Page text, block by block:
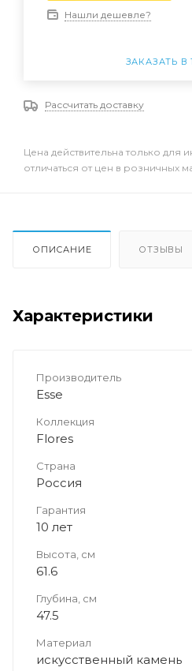
Нашли дешевле?
ЗАКАЗАТЬ В
Рассчитать доставку
Цена действительна только для
отличаться от цен в розничных
ОПИСАНИЕ ОТЗЫВЫ
Характеристики
Производитель
Esse
Коллекция
Flores
Страна
Россия
Гарантия
10 лет
Высота, см
61.6
Глубина, см
47.5
Материал
искусственный камень